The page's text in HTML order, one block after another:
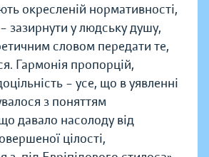
окресленій нормативності,
зазирнути у людську душу,
словом передати те,
Гармонія пропорцій,
– усе, що в уявленні
з поняттям
давало насолоду від
цілості,